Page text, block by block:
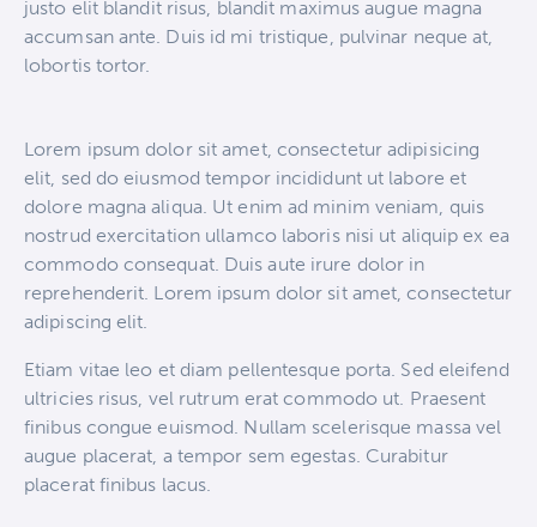
justo elit blandit risus, blandit maximus augue magna
accumsan ante. Duis id mi tristique, pulvinar neque at,
lobortis tortor.
Lorem ipsum dolor sit amet, consectetur adipisicing
elit, sed do eiusmod tempor incididunt ut labore et
dolore magna aliqua. Ut enim ad minim veniam, quis
nostrud exercitation ullamco laboris nisi ut aliquip ex ea
commodo consequat. Duis aute irure dolor in
reprehenderit. Lorem ipsum dolor sit amet, consectetur
adipiscing elit.
Etiam vitae leo et diam pellentesque porta. Sed eleifend
ultricies risus, vel rutrum erat commodo ut. Praesent
finibus congue euismod. Nullam scelerisque massa vel
augue placerat, a tempor sem egestas. Curabitur
placerat finibus lacus.